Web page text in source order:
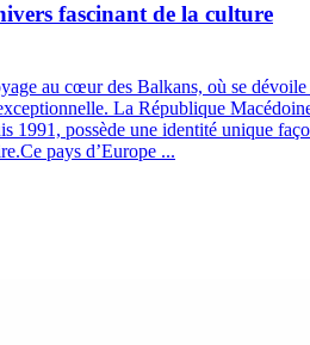
fascinant de la culture
au cœur des Balkans, où se dévoile
La République
1991, possède une identité unique
pays d’Europe ...